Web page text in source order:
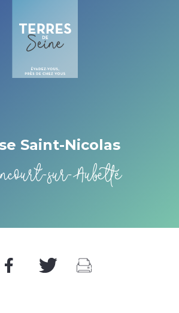
Saint-Nicolas
sur-Aubette